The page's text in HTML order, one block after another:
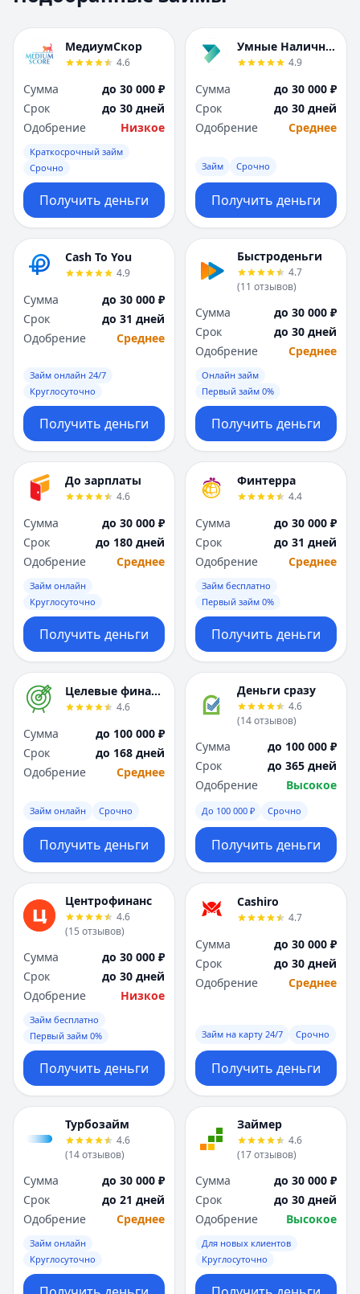
Н
Набережные Челны
Новокузнецк
Новосибирск
О
Оренбург
П
Пенза
Пермь
Ростов-на-Дону
Рязань
Самара
Санкт-Петербург
Севастополь
Сочи
Сургут
Т
Тверь
Тольятти
Томск
Тюмень
У
Ульяновск
Уфа
Х
Хабаровск
Ч
Чебоксары
Челябинск
Чита
Я
Ярославль
Вся Россия
Н
Набережные
Новокузнецк
Новосибирск
О
Оренбург
П
Пенза
Пермь
Ростов-на-Дону
Рязань
Самара
Санкт-Петербург
Севастополь
Сочи
Сургут
Т
Тверь
Тольятти
Томск
Тюмень
У
Ульяновск
Уфа
Х
Хабаровск
Ч
Чебоксары
Челябинск
Чита
Я
Ярославль
Вся Россия
МедиумСкор
4.6
Сумма
до 30 000 ₽
Срок
до 30 дней
Одобрение
Низкое
Краткосрочный займ
Срочно
Получить деньги
Умные Наличные
4.9
Сумма
до 30 000 ₽
Срок
до 30 дней
Одобрение
Среднее
Займ Срочно
Получить деньги
Cash To You
4.9
Сумма
до 30 000 ₽
Срок
до 31 дней
Одобрение
Среднее
Займ онлайн 24/7
Круглосуточно
Получить деньги
Быстроденьги
4.7
(11 отзывов)
Сумма
до 30 000 ₽
Срок
до 30 дней
Одобрение
Среднее
Онлайн займ
Первый займ 0%
Получить деньги
До зарплаты
4.6
Сумма
до 30 000 ₽
Срок
до 180 дней
Одобрение
Среднее
Займ онлайн
Круглосуточно
Получить деньги
Финтерра
4.4
Сумма
до 30 000 ₽
Срок
до 31 дней
Одобрение
Среднее
Займ бесплатно
Первый займ 0%
Получить деньги
Целевые финансы
4.6
Сумма
до 100 000 ₽
Срок
до 168 дней
Одобрение
Среднее
Займ онлайн Срочно
Получить деньги
Деньги сразу
4.6
(14отзывов)
Сумма
до 100 000 ₽
Срок
до 365 дней
Одобрение
Высокое
До 100 000 ₽ Срочно
Получить деньги
Центрофинанс
4.6
(15 отзывов)
Сумма
до 30 000 ₽
Срок
до 30 дней
Одобрение
Низкое
Займ бесплатно
Первый займ 0%
Получить деньги
Cashiro
4.7
Сумма
до 30 000 ₽
Срок
до 30 дней
Одобрение
Среднее
Займ на карту 24/7 Срочно
Получить деньги
Турбозайм
4.6
(14отзывов)
Сумма
до 30 000 ₽
Срок
до 21 дней
Одобрение
Среднее
Займ онлайн
Круглосуточно
Займер
4.6
(17отзывов)
Сумма
до 30 000 ₽
Срок
до 30 дней
Одобрение
Высокое
Для новых клиентов
Круглосуточно